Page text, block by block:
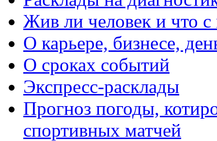
Жив ли человек и что
О карьере, бизнесе,
О сроках событий
Экспресс-расклады
Прогноз погоды,
спортивных матчей